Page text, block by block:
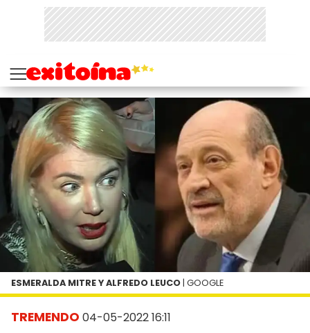
TREMENDO 04-05-2022 16:11
ESMERALDA MITRE Y ALFREDO LEUCO | GOOGLE